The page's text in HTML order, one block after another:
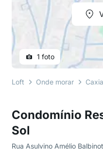
Condomínio
Sol
Rua Asulvino Amélio
1 foto
Loft Onde morar